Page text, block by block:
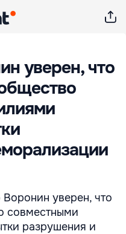
уверен, что
уверен, что
совместными
разрушения и